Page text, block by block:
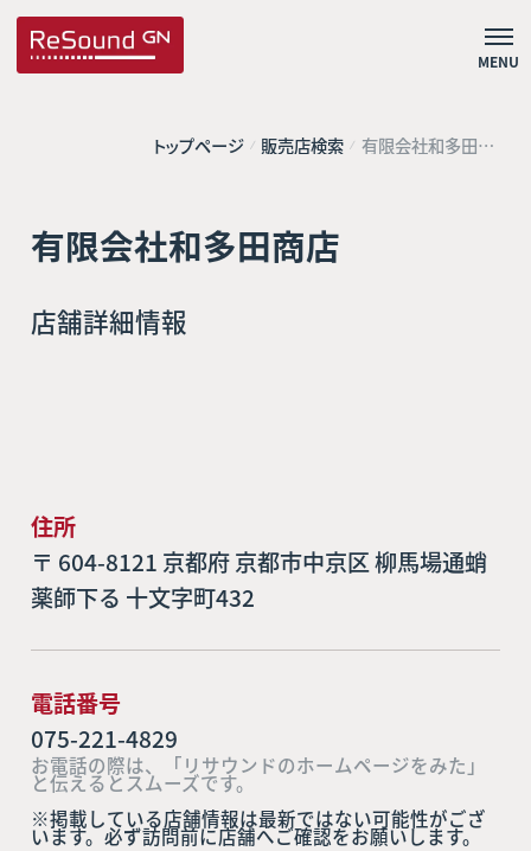
MENU
トップページ 販売店検索 有限会社和多田商
店
有限会社和多田商店
店舗詳細情報
住所
〒 604-8121 京都府 京都市中京区 柳馬場通蛸
薬師下る 十文字町432
電話番号
075-221-4829
お電話の際は、「リサウンドのホームページをみた」
と伝えるとスムーズです。
※掲載している店舗情報は最新ではない可能性がござ
います。必ず訪問前に店舗へご確認をお願いします。